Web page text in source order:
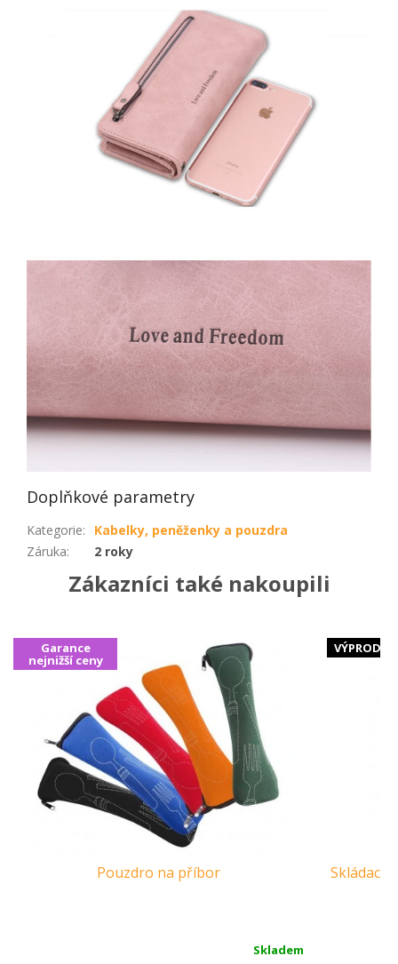
Doplňkové parametry
Kategorie:
Kabelky, peněženky a pouzdra
Záruka: 2 roky
Zákazníci také nakoupili
Garance
nejnižší ceny
Pouzdro na příbor
Skladem
VÝPRODEJ
Skládací